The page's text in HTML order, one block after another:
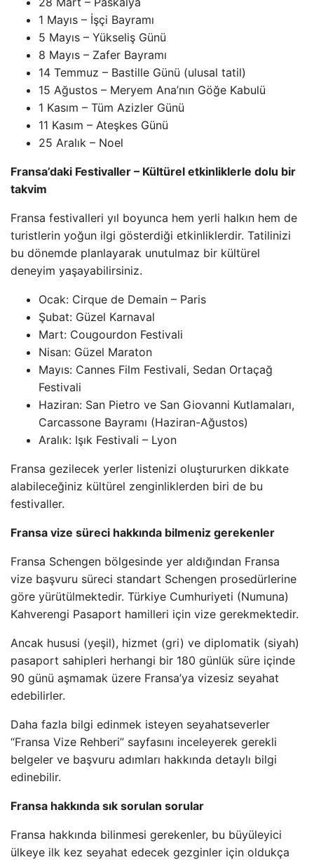
1 Mayıs – İşçi Bayramı
5 Mayıs – Yükseliş Günü
8 Mayıs – Zafer Bayramı
14 Temmuz – Bastille Günü (ulusal tatil)
15 Ağustos – Meryem Ana’nın Göğe Kabulü
1 Kasım – Tüm Azizler Günü
11 Kasım – Ateşkes Günü
25 Aralık – Noel
Fransa’daki Festivaller – Kültürel etkinliklerle dolu bir
takvim
Fransa festivalleri yıl boyunca hem yerli halkın hem de
turistlerin yoğun ilgi gösterdiği etkinliklerdir. Tatilinizi
bu dönemde planlayarak unutulmaz bir kültürel
deneyim yaşayabilirsiniz.
Ocak: Cirque de Demain – Paris
Şubat: Güzel Karnaval
Mart: Cougourdon Festivali
Nisan: Güzel Maraton
Mayıs: Cannes Film Festivali, Sedan Ortaçağ
Festivali
Haziran: San Pietro ve San Giovanni Kutlamaları,
Carcassone Bayramı (Haziran-Ağustos)
Aralık: Işık Festivali – Lyon
Fransa gezilecek yerler listenizi oluştururken dikkate
alabileceğiniz kültürel zenginliklerden biri de bu
festivaller.
Fransa vize süreci hakkında bilmeniz gerekenler
Fransa Schengen bölgesinde yer aldığından Fransa
vize başvuru süreci standart Schengen prosedürlerine
göre yürütülmektedir. Türkiye Cumhuriyeti (Numuna)
Kahverengi Pasaport hamilleri için vize gerekmektedir.
Ancak hususi (yeşil), hizmet (gri) ve diplomatik (siyah)
pasaport sahipleri herhangi bir 180 günlük süre içinde
90 günü aşmamak üzere Fransa’ya vizesiz seyahat
edebilirler.
Daha fazla bilgi edinmek isteyen seyahatseverler
“Fransa Vize Rehberi” sayfasını inceleyerek gerekli
belgeler ve başvuru adımları hakkında detaylı bilgi
edinebilir.
Fransa hakkında sık sorulan sorular
Fransa hakkında bilinmesi gerekenler, bu büyüleyici
ülkeye ilk kez seyahat edecek gezginler için oldukça